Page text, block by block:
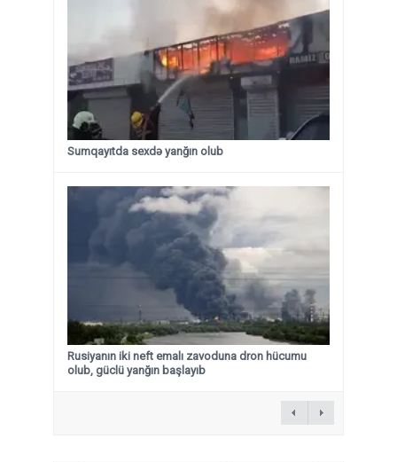
Sumqayıtda sexdə yanğın olub
Rusiyanın iki neft emalı zavoduna dron hücumu
olub, güclü yanğın başlayıb